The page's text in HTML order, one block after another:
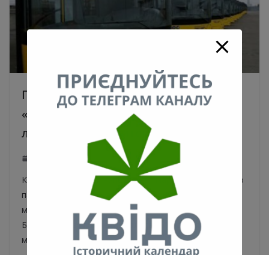
Перечень маршрутов КП
«Киевпастранс», дублирующие
линии метрополитена
КП «Киевпастранс» напоминает маршруты наземного
пассажирского транспорта, дублирующие ветки
метро. Об этом сообщает сайт КГГА. Святошинско-
Броварская ветка метрополитена (красная ветка
метрополитена)